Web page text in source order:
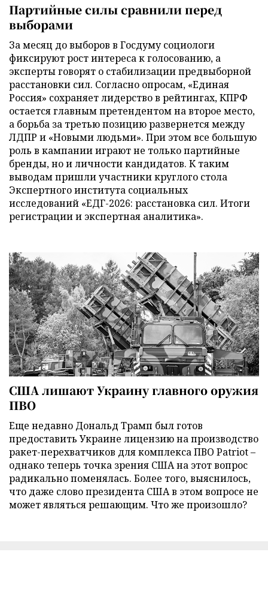
Партийные силы сравнили перед
выборами
За месяц до выборов в Госдуму социологи
фиксируют рост интереса к голосованию, а
эксперты говорят о стабилизации предвыборной
расстановки сил. Согласно опросам, «Единая
Россия» сохраняет лидерство в рейтингах, КПРФ
остается главным претендентом на второе место,
а борьба за третью позицию развернется между
ЛДПР и «Новыми людьми». При этом все большую
роль в кампании играют не только партийные
бренды, но и личности кандидатов. К таким
выводам пришли участники круглого стола
Экспертного института социальных
исследований «ЕДГ-2026: расстановка сил. Итоги
регистрации и экспертная аналитика».
США лишают Украину главного оружия
ПВО
Еще недавно Дональд Трамп был готов
предоставить Украине лицензию на производство
ракет-перехватчиков для комплекса ПВО Patriot –
однако теперь точка зрения США на этот вопрос
радикально поменялась. Более того, выяснилось,
что даже слово президента США в этом вопросе не
может являться решающим. Что же произошло?